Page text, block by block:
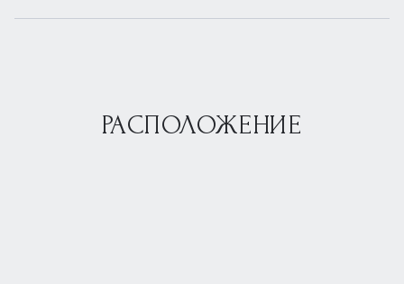
РАСПОЛОЖЕНИЕ